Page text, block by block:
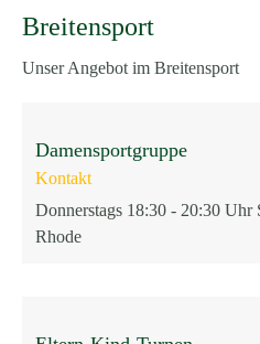
Breitensport
Unser Angebot im Breitensport
Damensportgruppe
Kontakt
Donnerstags 18:30 - 20:30 Uhr
Rhode